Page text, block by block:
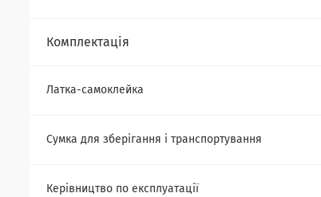
Комплектація
Латка-самоклейка
Сумка для зберігання і транспортування
Керівництво по експлуатації